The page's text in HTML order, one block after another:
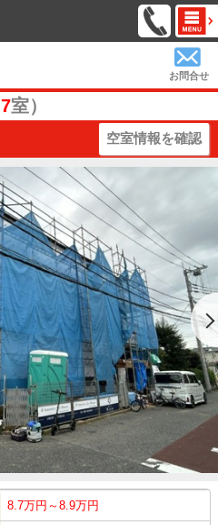
お問合せ
7室）
空室情報を確認
8.7万円～8.9万円